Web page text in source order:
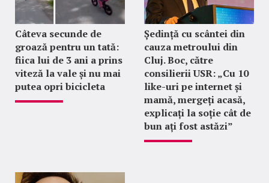
Câteva secunde de
groază pentru un tată:
fiica lui de 3 ani a prins
viteză la vale și nu mai
putea opri bicicleta
Ședință cu scântei din
cauza metroului din
Cluj. Boc, către
consilierii USR: „Cu 10
like-uri pe internet și
mamă, mergeți acasă,
explicați la soție cât de
bun ați fost astăzi”